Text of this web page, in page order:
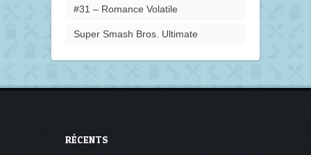
#31 – Romance Volatile
Super Smash Bros. Ultimate
RÉCENTS